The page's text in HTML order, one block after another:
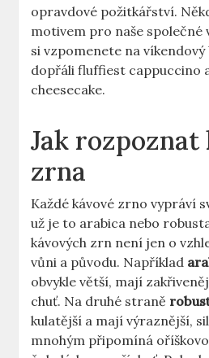
opravdové požitkářství.
motivem pro naše společné
si vzpomenete na
dopřáli fluffiest cappuccino
cheesecake.
Jak rozpoznat
zrna
Každé kávové zrno vypráví
už je to arabica nebo
kávových zrn není jen o
vůni a původu. Například
obvykle větší, mají
chuť. Na druhé straně
kulatější a mají výraznější,
mnohým připomíná